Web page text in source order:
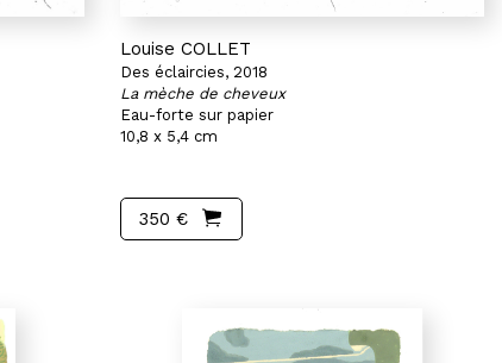
Louise COLLET
Des éclaircies, 2018
La mèche de cheveux
Eau-forte sur papier
10,8 x 5,4 cm
350 €